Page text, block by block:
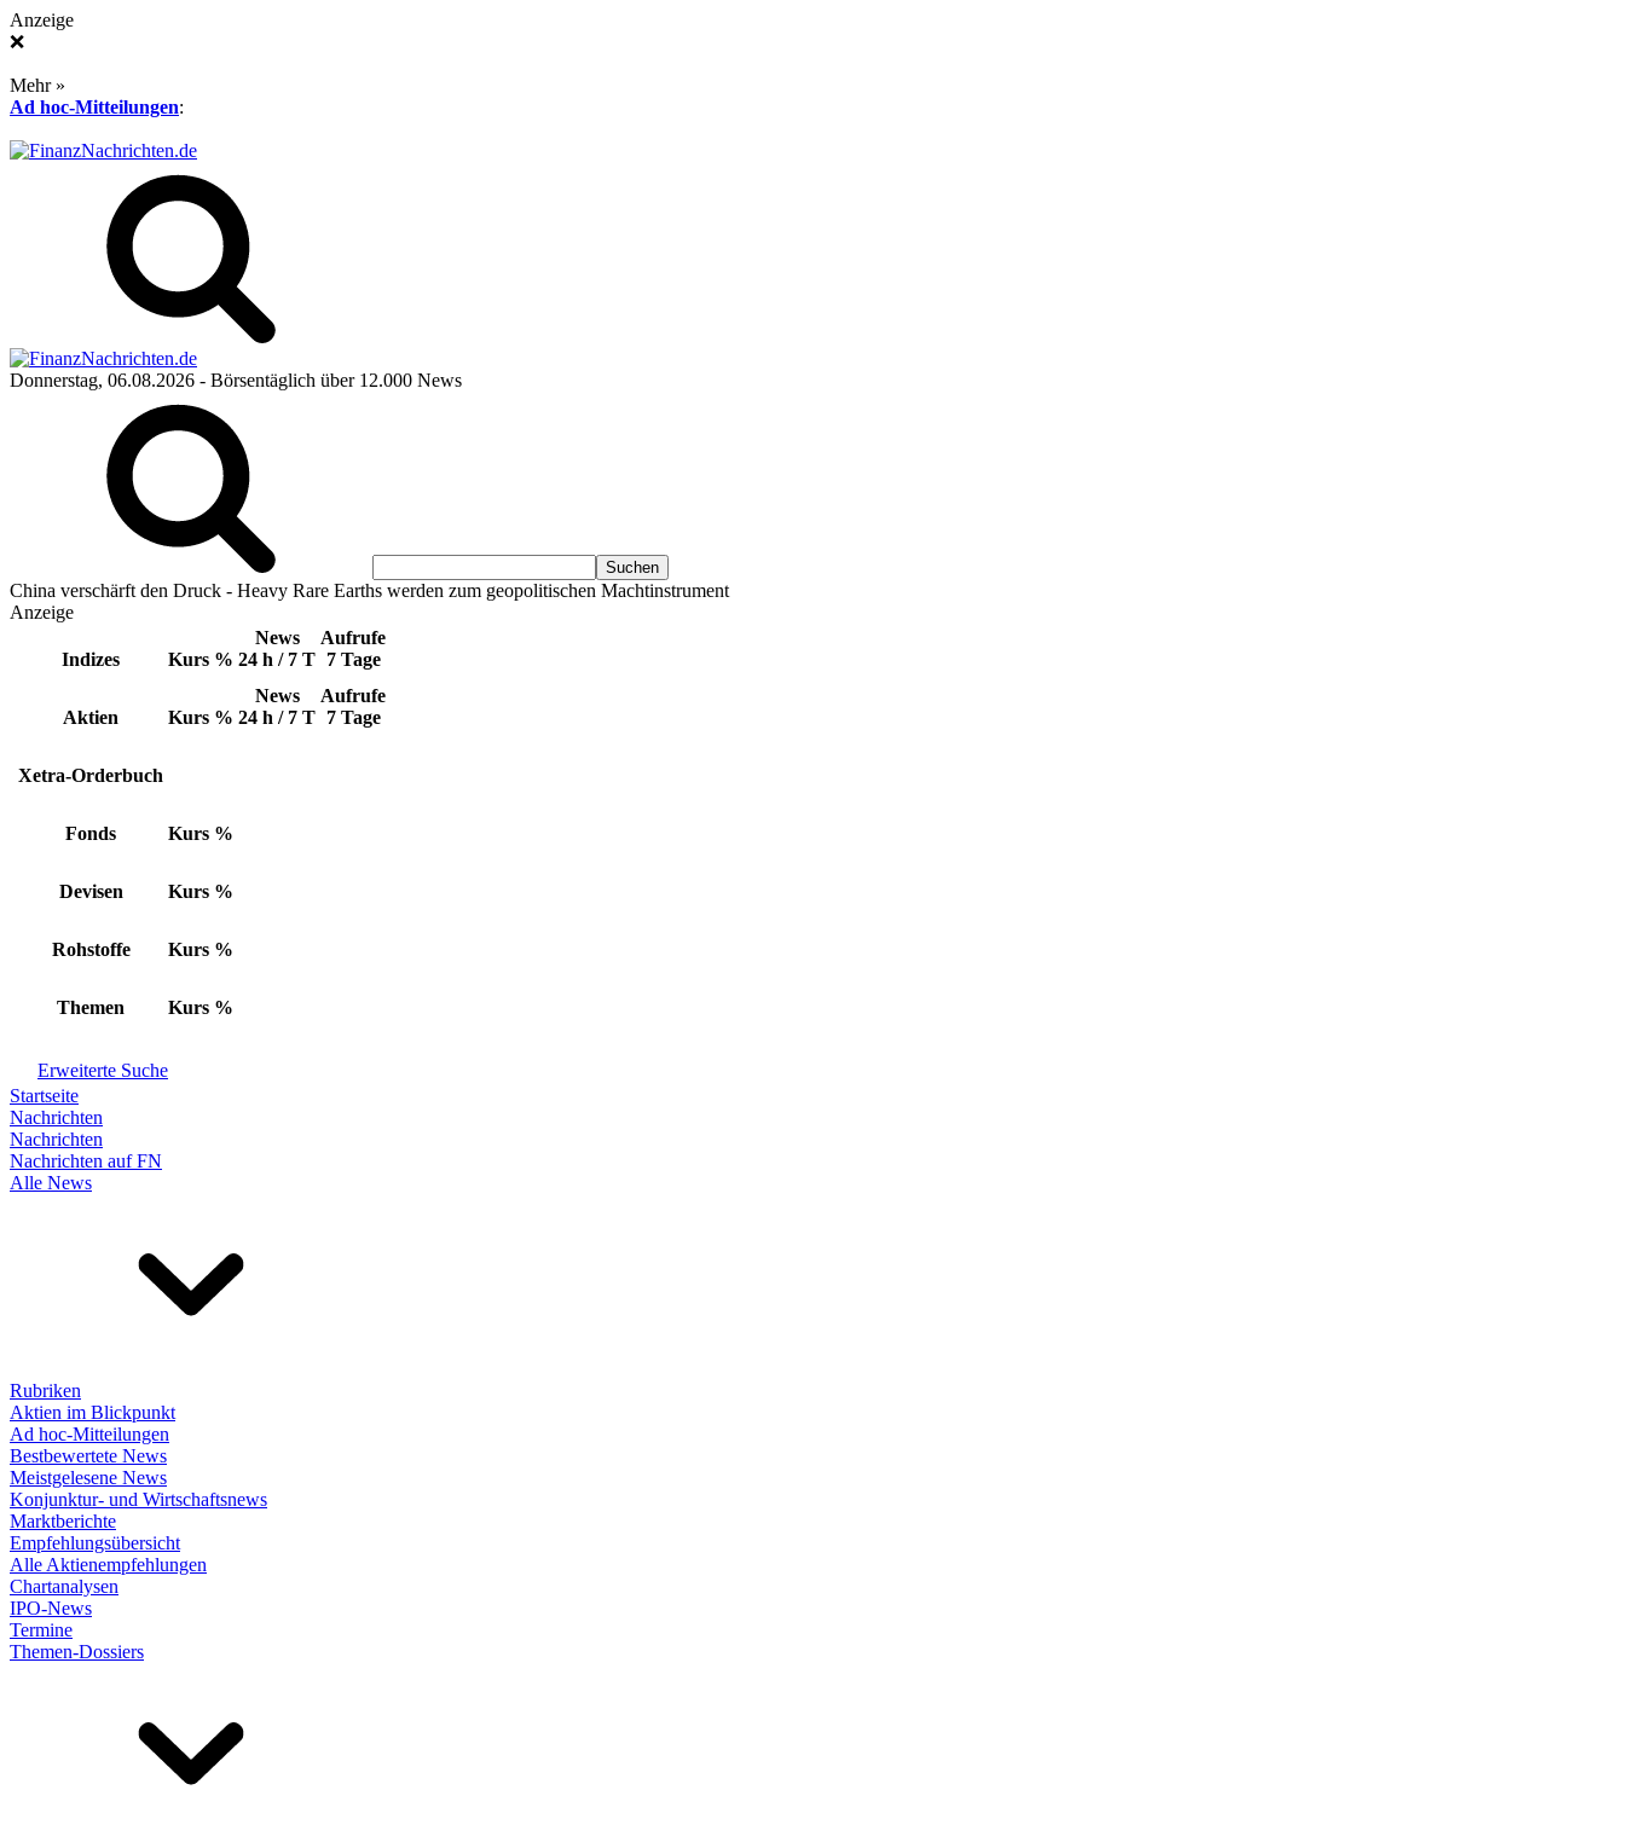
Anzeige
❌
Mehr »
Ad hoc-Mitteilungen:
Donnerstag, 06.08.2026 - Börsentäglich über 12.000 News
China verschärft den Druck - Heavy Rare Earths werden zum geopolitischen Machtinstrument
Anzeige
Indizes Kurs %
News
24 h / 7 T
Aufrufe
7 Tage
Aktien Kurs %
News
24 h / 7 T
Aufrufe
7 Tage
Xetra-Orderbuch
Fonds Kurs %
Devisen Kurs %
Rohstoffe Kurs %
Themen Kurs %
Erweiterte Suche
Startseite
Nachrichten
Nachrichten
Nachrichten auf FN
Alle News
Rubriken
Aktien im Blickpunkt
Ad hoc-Mitteilungen
Bestbewertete News
Meistgelesene News
Konjunktur- und Wirtschaftsnews
Marktberichte
Empfehlungsübersicht
Alle Aktienempfehlungen
Chartanalysen
IPO-News
Termine
Themen-Dossiers